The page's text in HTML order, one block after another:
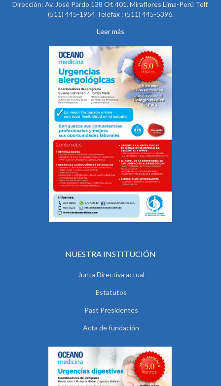
Dirección: Av. José Pardo 138 Of. 401. Miraflores Lima-Perú Telf.
(511) 445-1954 Telefax : (511) 445-5396.
Leer más
NUESTRA INSTITUCIÓN
Junta Directiva actual
Estatutos
Past Presidentes
Acta de fundación